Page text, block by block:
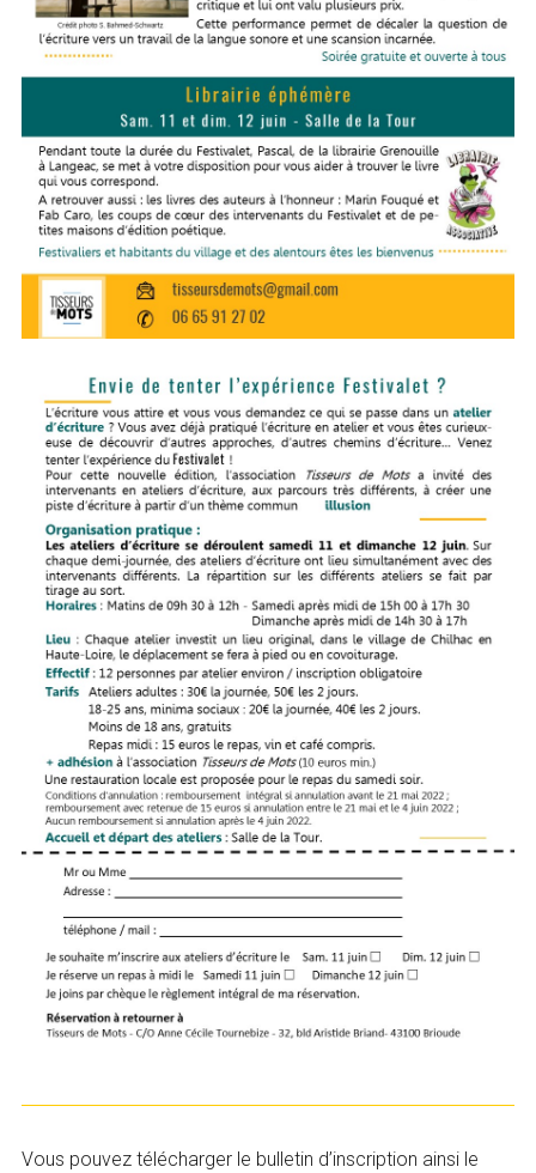
Vous pouvez télécharger le bulletin d’inscription ainsi le